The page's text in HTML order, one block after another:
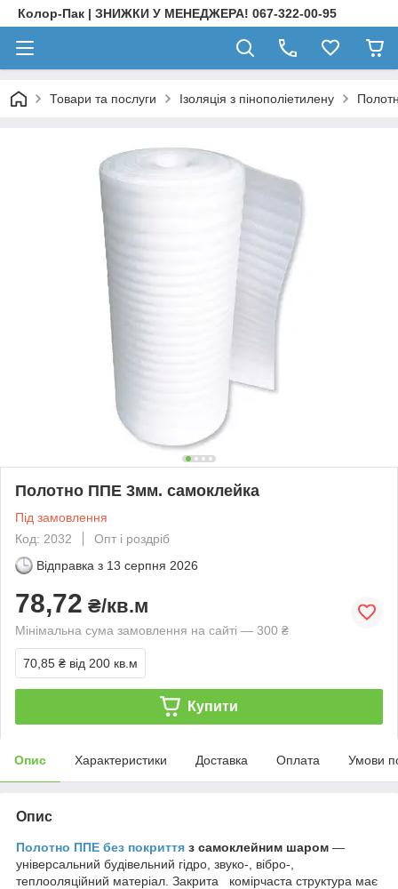
Колор-Пак | ЗНИЖКИ У МЕНЕДЖЕРА! 067-322-00-95
Товари та послуги Ізоляція з пінополіетилену
Полотно ППЕ 3мм. самоклейка
Під замовлення
Код: 2032
Опт і роздріб
Відправка з 13 серпня 2026
78,72 ₴/кв.м
Мінімальна сума замовлення на сайті — 300 ₴
70,85 ₴ від 200 кв.м
Купити
Опис Характеристики Доставка Оплата Умови
Опис
Полотно ППЕ без покриття з самоклейним шаром —
універсальний будівельний гідро, звуко-, вібро-,
теплооляційний матеріал. Закрита комірчаста структура має